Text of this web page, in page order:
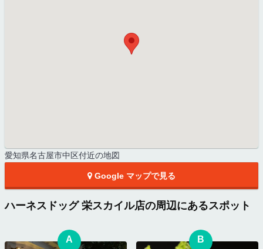
愛知県名古屋市中区付近の地図
Google マップで見る
ハーネスドッグ 栄スカイル店の周辺にあるスポット
A B